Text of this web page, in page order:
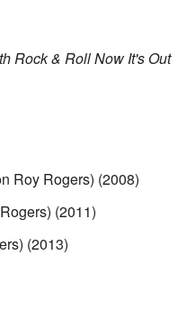
Rock & Roll Now It's Out
Roy Rogers) (2008)
(2011)
(2013)